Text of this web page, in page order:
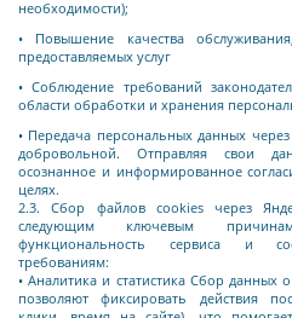
необходимости);
• Повышение качества
предоставляемых услуг
• Соблюдение требований
области обработки и хранения
• Передача персональных данных
добровольной. Отправляя свои
осознанное и информированное
целях.
2.3. Сбор файлов cookies через
следующим ключевым
функциональность сервиса и
требованиям:
• Аналитика и статистика Сбор данных
позволяют фиксировать действия